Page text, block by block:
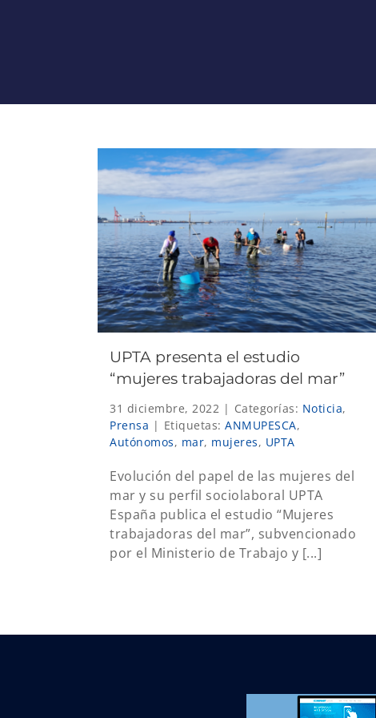
UPTA presenta el estudio
“mujeres trabajadoras del mar”
31 diciembre, 2022 | Categorías: Noticia,
Prensa | Etiquetas: ANMUPESCA,
Autónomos, mar, mujeres, UPTA
Evolución del papel de las mujeres del
mar y su perfil sociolaboral UPTA
España publica el estudio “Mujeres
trabajadoras del mar”, subvencionado
por el Ministerio de Trabajo y [...]